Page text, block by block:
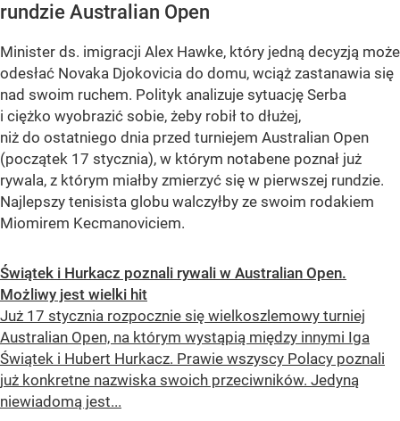
rundzie Australian Open
Minister ds. imigracji Alex Hawke, który jedną decyzją może
odesłać Novaka Djokovicia do domu, wciąż zastanawia się
nad swoim ruchem. Polityk analizuje sytuację Serba
i ciężko wyobrazić sobie, żeby robił to dłużej,
niż do ostatniego dnia przed turniejem Australian Open
(początek 17 stycznia), w którym notabene poznał już
rywala, z którym miałby zmierzyć się w pierwszej rundzie.
Najlepszy tenisista globu walczyłby ze swoim rodakiem
Miomirem Kecmanoviciem.
Świątek i Hurkacz poznali rywali w Australian Open.
Możliwy jest wielki hit
Już 17 stycznia rozpocznie się wielkoszlemowy turniej
Australian Open, na którym wystąpią między innymi Iga
Świątek i Hubert Hurkacz. Prawie wszyscy Polacy poznali
już konkretne nazwiska swoich przeciwników. Jedyną
niewiadomą jest...